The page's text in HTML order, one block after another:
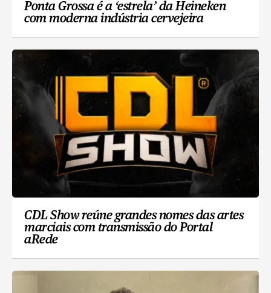
Ponta Grossa é a ‘estrela’ da Heineken
com moderna indústria cervejeira
CDL Show reúne grandes nomes das artes
marciais com transmissão do Portal
aRede